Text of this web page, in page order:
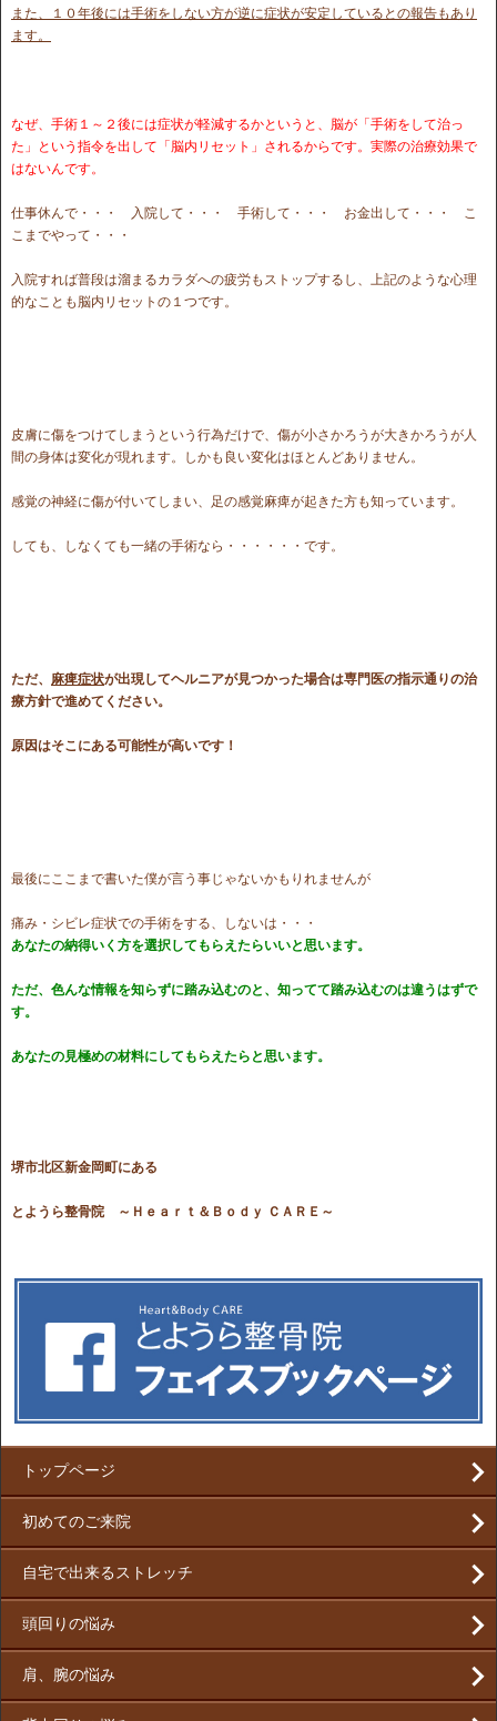
また、１０年後には手術をしない方が逆に症状が安定しているとの報告もあり
ます。
なぜ、手術１～２後には症状が軽減するかというと、脳が「手術をして治っ
た」という指令を出して「脳内リセット」されるからです。実際の治療効果で
はないんです。
仕事休んで・・・ 入院して・・・ 手術して・・・ お金出して・・・ こ
こまでやって・・・
入院すれば普段は溜まるカラダへの疲労もストップするし、上記のような心理
的なことも脳内リセットの１つです。
皮膚に傷をつけてしまうという行為だけで、傷が小さかろうが大きかろうが人
間の身体は変化が現れます。しかも良い変化はほとんどありません。
感覚の神経に傷が付いてしまい、足の感覚麻痺が起きた方も知っています。
しても、しなくても一緒の手術なら・・・・・・です。
ただ、 麻痺症状が出現してヘルニアが見つかった場合は専門医の指示通りの治
療方針で進めてください。
原因はそこにある可能性が高いです！
最後にここまで書いた僕が言う事じゃないかもりれませんが
痛み・シビレ症状での手術をする、しないは・・・
あなたの納得いく方を選択してもらえたらいいと思います。
ただ、色んな情報を知らずに踏み込むのと、知ってて踏み込むのは違うはずで
す。
あなたの見極めの材料にしてもらえたらと思います。
堺市北区新金岡町にある
とようら整骨院 ～Ｈｅａｒｔ＆Ｂｏｄｙ ＣＡＲＥ～
トップページ
初めてのご来院
自宅で出来るストレッチ
頭回りの悩み
肩、腕の悩み